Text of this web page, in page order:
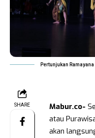
Pertunjukan
SHARE Mabur.co-
atau
akan